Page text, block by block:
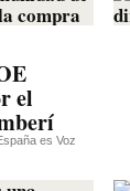
el
es Voz